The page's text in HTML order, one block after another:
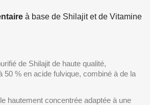
à base de Shilajit et de Vitamine
de Shilajit de haute qualité,
50 % en acide fulvique, combiné à de la
hautement concentrée adaptée à une